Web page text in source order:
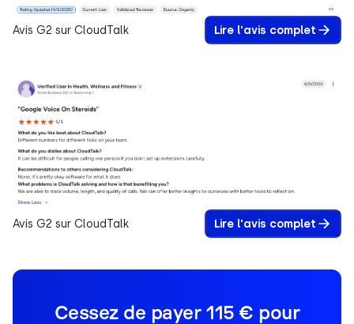
Avis G2 sur CloudTalk Lire l'avis complet
Avis G2 sur CloudTalk Lire l'avis complet
Cessez de payer 115 € pour